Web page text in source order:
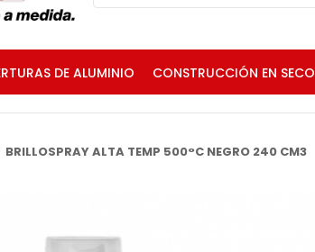
DE ALUMINIO CONSTRUCCIÓN EN SECO
BRILLOSPRAY ALTA TEMP 500°C NEGRO 240 CM3